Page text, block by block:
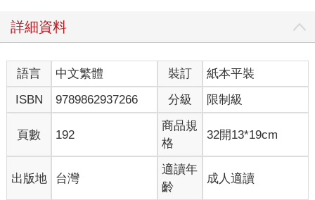
詳細資料
語言 中文繁體 裝訂
紙本平裝
ISBN
9789862937266 分級 限制級
頁數 192
商品規
格
32開13*19cm
出版地 台灣
適讀年
齡
成人適讀